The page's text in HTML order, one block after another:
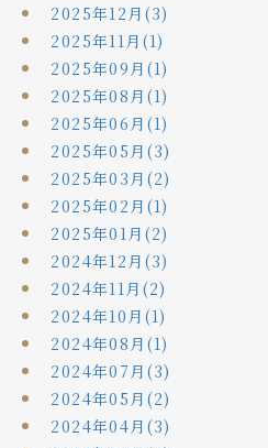
2025年12月(3)
2025年11月(1)
2025年09月(1)
2025年08月(1)
2025年06月(1)
2025年05月(3)
2025年03月(2)
2025年02月(1)
2025年01月(2)
2024年12月(3)
2024年11月(2)
2024年10月(1)
2024年08月(1)
2024年07月(3)
2024年05月(2)
2024年04月(3)